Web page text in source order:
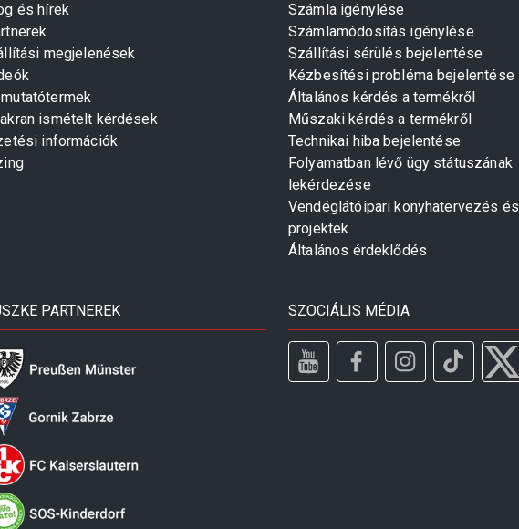
és hírek
megjelenések
ismételt kérdések
információk
Számla igénylése
Számlamódosítás igénylése
Szállítási sérülés bejelentése
Kézbesítési probléma bejelentése
Általános kérdés a termékről
Műszaki kérdés a termékről
Technikai hiba bejelentése
Folyamatban lévő ügy státuszának
lekérdezése
Vendéglátóipari konyhatervezés és
projektek
Általános érdeklődés
PARTNEREK SZOCIÁLIS MÉDIA